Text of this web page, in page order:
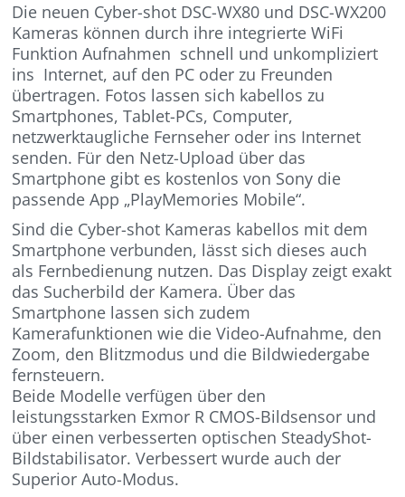
Die neuen Cyber-shot DSC-WX80 und DSC-WX200
Kameras können durch ihre integrierte WiFi
Funktion Aufnahmen schnell und unkompliziert
ins Internet, auf den PC oder zu Freunden
übertragen. Fotos lassen sich kabellos zu
Smartphones, Tablet-PCs, Computer,
netzwerktaugliche Fernseher oder ins Internet
senden. Für den Netz-Upload über das
Smartphone gibt es kostenlos von Sony die
passende App „PlayMemories Mobile“.
Sind die Cyber-shot Kameras kabellos mit dem
Smartphone verbunden, lässt sich dieses auch
als Fernbedienung nutzen. Das Display zeigt exakt
das Sucherbild der Kamera. Über das
Smartphone lassen sich zudem
Kamerafunktionen wie die Video-Aufnahme, den
Zoom, den Blitzmodus und die Bildwiedergabe
fernsteuern.
Beide Modelle verfügen über den
leistungsstarken Exmor R CMOS-Bildsensor und
über einen verbesserten optischen SteadyShot-
Bildstabilisator. Verbessert wurde auch der
Superior Auto-Modus.